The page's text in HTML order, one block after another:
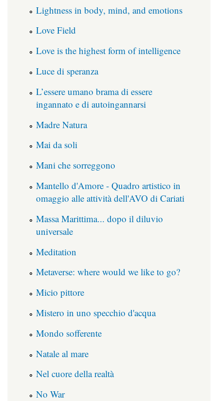
Lightness in body, mind, and emotions
Love Field
Love is the highest form of intelligence
Luce di speranza
L’essere umano brama di essere
ingannato e di autoingannarsi
Madre Natura
Mai da soli
Mani che sorreggono
Mantello d'Amore - Quadro artistico in
omaggio alle attività dell'AVO di Cariati
Massa Marittima... dopo il diluvio
universale
Meditation
Metaverse: where would we like to go?
Micio pittore
Mistero in uno specchio d'acqua
Mondo sofferente
Natale al mare
Nel cuore della realtà
No War